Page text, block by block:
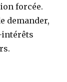
forcée.
demander,
intérêts